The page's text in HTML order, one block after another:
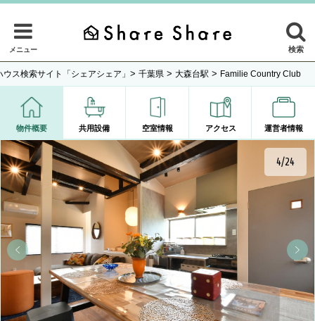
メニュー 検索
ウス検索サイト「シェアシェア」 > 千葉県 > 大森台駅 > Familie Country Club
物件概要 共用設備 空室情報 アクセス 運営者情報
4/24